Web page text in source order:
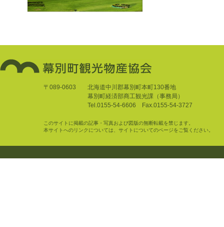
〒089-0603
北海道中川郡幕別町本町130番地
幕別町経済部商工観光課（事務局）
Tel.0155-54-6606 Fax.0155-54-3727
このサイトに掲載の記事・写真および図版の無断転載を禁じます。
本サイトへのリンクについては、サイトについてのページをご覧ください。